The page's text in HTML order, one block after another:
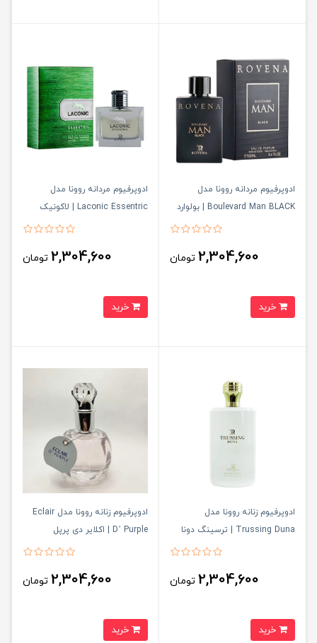
ادوپرفیوم مردانه روونا مدل
Boulevard Man BLACK | بولوارد
2,304,600 تومان
ادوپرفیوم مردانه روونا مدل
Laconic Essentric | لاکونیک
2,304,600 تومان
ادوپرفیوم زنانه روونا مدل
Trussing Duna | ترسینگ دونا
2,304,600 تومان
ادوپرفیوم زنانه روونا مدل Eclair
D’ Purple | اکلایر دی پرپل
2,304,600 تومان